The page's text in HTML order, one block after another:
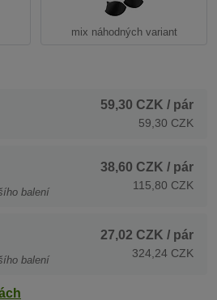
mix náhodných variant
59,30 CZK / pár
59,30 CZK
balení
38,60 CZK / pár
115,80 CZK
balení
27,02 CZK / pár
324,24 CZK